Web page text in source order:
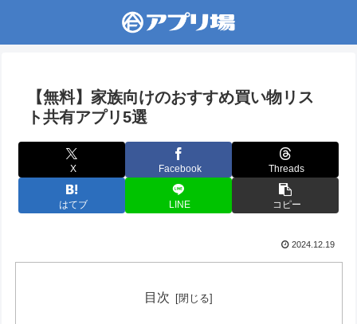
【無料】家族向けのおすすめ買い物リス
ト共有アプリ5選
X Facebook Threads
はてブ LINE コピー
2024.12.19
目次